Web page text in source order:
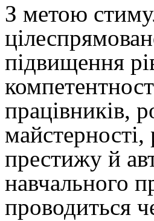
З метою
підвищення
працівників,
майстерності,
престижу й
навчального
проводиться